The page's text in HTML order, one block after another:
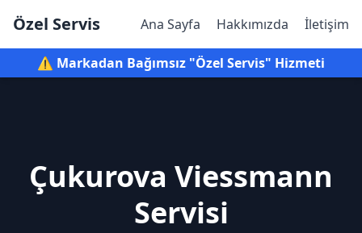
Özel Servis Ana Sayfa Hakkımızda İletişim
⚠️ Markadan Bağımsız "Özel Servis" Hizmeti
Çukurova Viessmann
Servisi